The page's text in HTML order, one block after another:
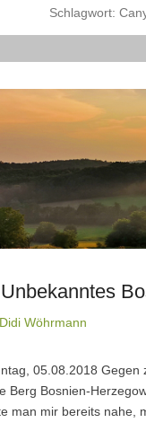
Schlagwort:
Didi Wöhrmann
05.08.2018
Berg Bosnien-
man mir bereits nahe,